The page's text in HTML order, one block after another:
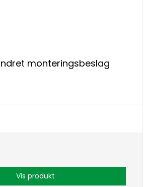
monteringsbeslag
Vis produkt